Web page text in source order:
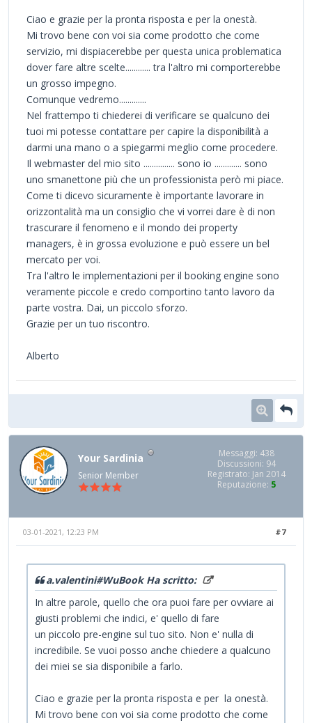
Ciao e grazie per la pronta risposta e per la onestà.
Mi trovo bene con voi sia come prodotto che come
servizio, mi dispiacerebbe per questa unica problematica
dover fare altre scelte............ tra l'altro mi comporterebbe
un grosso impegno.
Comunque vedremo.............
Nel frattempo ti chiederei di verificare se qualcuno dei
tuoi mi potesse contattare per capire la disponibilità a
darmi una mano o a spiegarmi meglio come procedere.
Il webmaster del mio sito ............... sono io ............. sono
uno smanettone più che un professionista però mi piace.
Come ti dicevo sicuramente è importante lavorare in
orizzontalità ma un consiglio che vi vorrei dare è di non
trascurare il fenomeno e il mondo dei property
managers, è in grossa evoluzione e può essere un bel
mercato per voi.
Tra l'altro le implementazioni per il booking engine sono
veramente piccole e credo comportino tanto lavoro da
parte vostra. Dai, un piccolo sforzo.
Grazie per un tuo riscontro.
Alberto
Your Sardinia
Senior Member
Messaggi: 438
Discussioni: 94
Registrato: Jan 2014
Reputazione: 5
#7
03-01-2021, 12:23 PM
a.valentini#WuBook Ha scritto:
In altre parole, quello che ora puoi fare per ovviare ai
giusti problemi che indici, e' quello di fare
un piccolo pre-engine sul tuo sito. Non e' nulla di
incredibile. Se vuoi posso anche chiedere a qualcuno
dei miei se sia disponibile a farlo.
Ciao e grazie per la pronta risposta e per la onestà.
Mi trovo bene con voi sia come prodotto che come